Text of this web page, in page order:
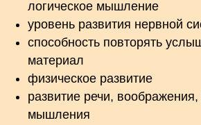
логическое мышление
уровень развития нервной
способность повторять
материал
физическое развитие
развитие речи, воображения,
мышления